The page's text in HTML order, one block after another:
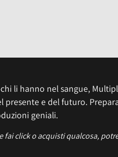
li hanno nel sangue,
e del futuro.
geniali.
click o acquisti qualcosa,